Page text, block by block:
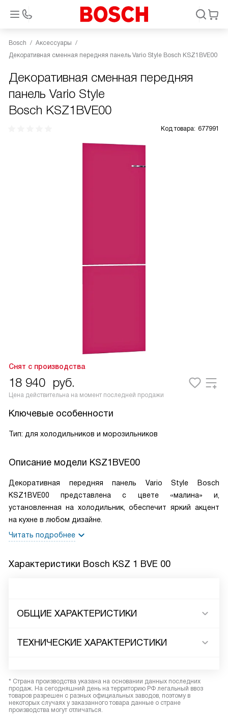
Bosch
Аксессуары
Декоративная сменная передняя панель Vario Style Bosch KSZ1BVE00
Декоративная сменная передняя
панель Vario Style
Bosch KSZ1BVE00
Код товара: 677991
Снят с производства
18 940 руб.
Цена действительна на момент последней продажи
Ключевые особенности
Тип: для холодильников и морозильников
Описание модели KSZ1BVE00
Декоративная передняя панель Vario Style Bosch
KSZ1BVE00 представлена с цвете «малина» и,
установленная на холодильник, обеспечит яркий акцент
на кухне в любом дизайне.
Читать подробнее
Характеристики Bosch KSZ 1 BVE 00
ОБЩИЕ ХАРАКТЕРИСТИКИ
ТЕХНИЧЕСКИЕ ХАРАКТЕРИСТИКИ
* Страна производства указана на основании данных последних
продаж. На сегодняшний день на территорию РФ легальный ввоз
товаров разрешен с разных официальных заводов, поэтому в
некоторых случаях у заказанного товара данные о стране
производства могут отличаться.